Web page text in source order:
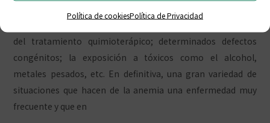
Política de cookiesPolítica de Privacidad
del tratamiento quimioterápico; determinados defectos
congénitos; la exposición a tóxicos como el alcohol,
metales pesados, etc. En definitiva, una gran variedad de
situaciones que hacen de la anemia una enfermedad muy
frecuente y que en